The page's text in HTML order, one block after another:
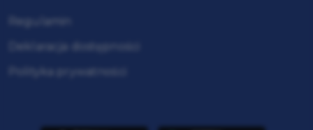
Regulamin
Deklaracja dostępności
Polityka prywatności